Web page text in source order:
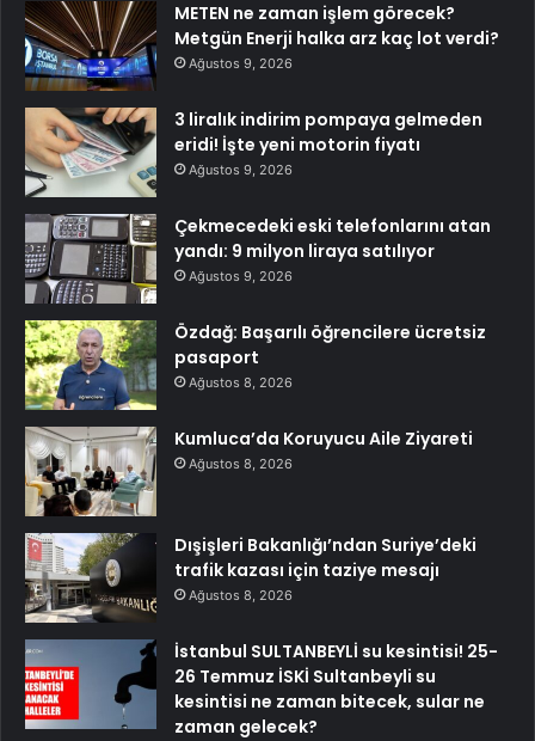
METEN ne zaman işlem görecek?
Metgün Enerji halka arz kaç lot verdi?
Ağustos 9, 2026
3 liralık indirim pompaya gelmeden
eridi! İşte yeni motorin fiyatı
Ağustos 9, 2026
Çekmecedeki eski telefonlarını atan
yandı: 9 milyon liraya satılıyor
Ağustos 9, 2026
Özdağ: Başarılı öğrencilere ücretsiz
pasaport
Ağustos 8, 2026
Kumluca’da Koruyucu Aile Ziyareti
Ağustos 8, 2026
Dışişleri Bakanlığı’ndan Suriye’deki
trafik kazası için taziye mesajı
Ağustos 8, 2026
İstanbul SULTANBEYLİ su kesintisi! 25-
26 Temmuz İSKİ Sultanbeyli su
kesintisi ne zaman bitecek, sular ne
zaman gelecek?